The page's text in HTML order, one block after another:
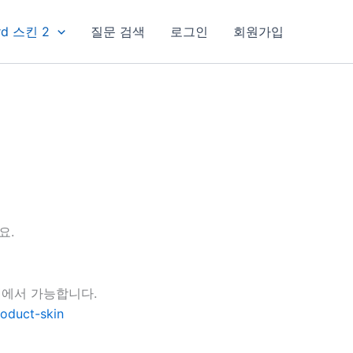
스킨 2 질문 검색 로그인 회원가입
.
서 가능합니다.
skin